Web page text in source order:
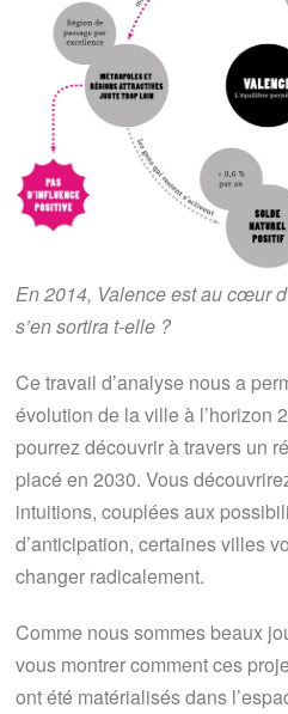
En 2014, Valence est au cœur
s’en sortira t-elle ?
Ce travail d’analyse nous a
évolution de la ville à l’horizon
pourrez découvrir à travers un
placé en 2030. Vous
intuitions, couplées aux
d’anticipation, certaines villes
changer radicalement.
Comme nous sommes beaux
vous montrer comment ces
ont été matérialisés dans